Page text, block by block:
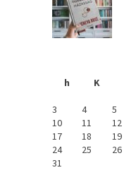
h
K
3
4 5
10
11 12
17
18 19
24
25 26
31